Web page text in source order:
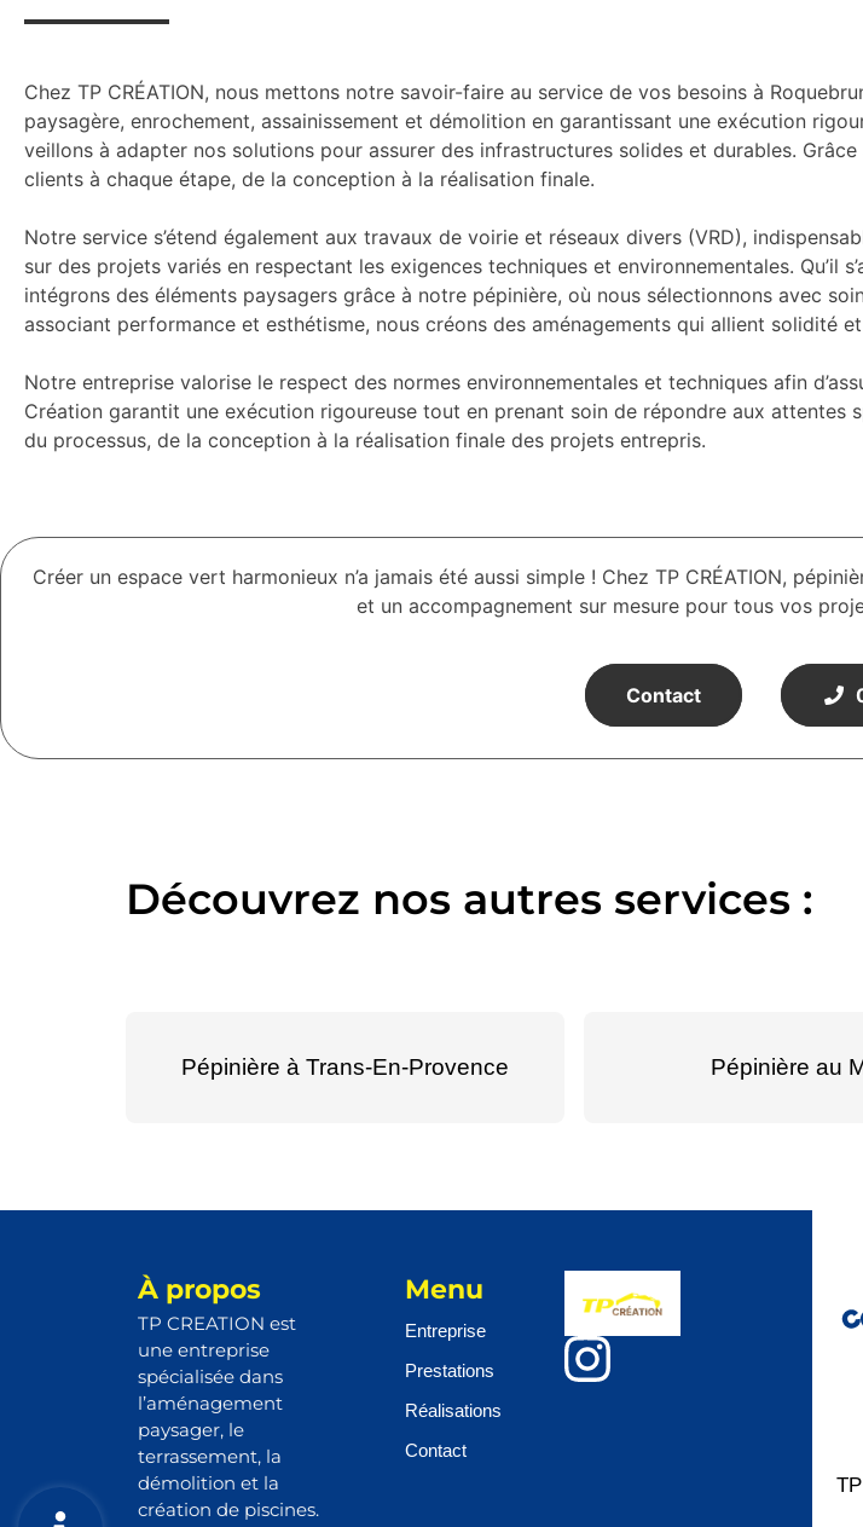
Chez TP CRÉATION, nous mettons notre savoir-faire au service de vos besoins à
paysagère, enrochement, assainissement et démolition en garantissant une exécution
veillons à adapter nos solutions pour assurer des infrastructures solides et durables.
clients à chaque étape, de la conception à la réalisation finale.
Notre service s’étend également aux travaux de voirie et réseaux divers (VRD),
sur des projets variés en respectant les exigences techniques et environnementales. Qu’il
intégrons des éléments paysagers grâce à notre pépinière, où nous sélectionnons avec
associant performance et esthétisme, nous créons des aménagements qui allient solidité
Notre entreprise valorise le respect des normes environnementales et techniques afin
Création garantit une exécution rigoureuse tout en prenant soin de répondre aux
du processus, de la conception à la réalisation finale des projets entrepris.
Créer un espace vert harmonieux n’a jamais été aussi simple ! Chez TP CRÉATION,
et un accompagnement sur mesure pour tous vos
Contact
Découvrez nos autres services :
Pépinière à Trans-En-Provence Pépinière au
À propos
TP CREATION est
une entreprise
spécialisée dans
l’aménagement
paysager, le
terrassement, la
démolition et la
création de piscines.
Menu
Entreprise
Prestations
Réalisations
Contact